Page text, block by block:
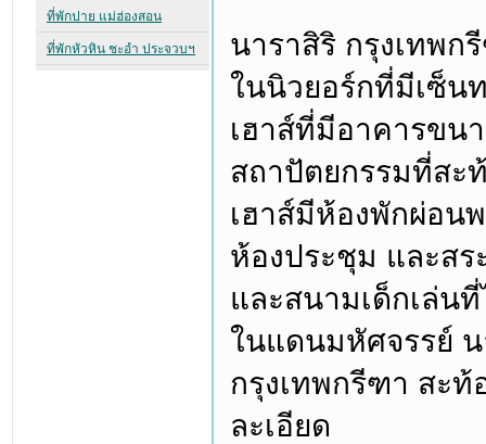
นาราสิริ กรุงเทพก
ในนิวยอร์กที่มีเซ็น
เฮาส์ที่มีอาคารขน
สถาปัตยกรรมที่สะ
เฮาส์มีห้องพักผ่อน
ห้องประชุม และส
และสนามเด็กเล่น
ในแดนมหัศจรรย์
กรุงเทพกรีฑา สะ
ละเอียด